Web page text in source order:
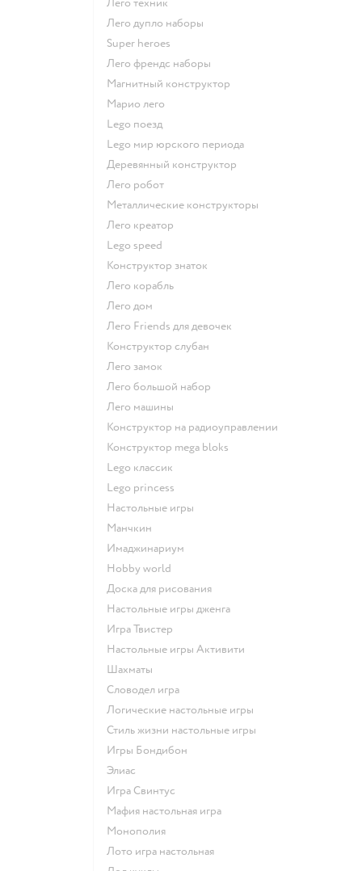
Лего техник
Лего дупло наборы
Super heroes
Лего френдс наборы
Магнитный конструктор
Марио лего
Lego поезд
Lego мир юрского периода
Деревянный конструктор
Лего робот
Металлические конструкторы
Лего креатор
Lego speed
Конструктор знаток
Лего корабль
Лего дом
Лего Friends для девочек
Конструктор слубан
Лего замок
Лего большой набор
Лего машины
Конструктор на радиоуправлении
Конструктор mega bloks
Lego классик
Lego princess
Настольные игры
Манчкин
Имаджинариум
Hobby world
Доска для рисования
Настольные игры дженга
Игра Твистер
Настольные игры Активити
Шахматы
Словодел игра
Логические настольные игры
Стиль жизни настольные игры
Игры Бондибон
Элиас
Игра Свинтус
Мафия настольная игра
Монополия
Лото игра настольная